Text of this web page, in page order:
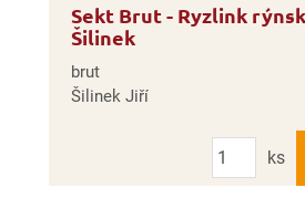
Sekt Brut - Ryzlink
Šilinek
brut
Šilinek Jiří
Počet
ks